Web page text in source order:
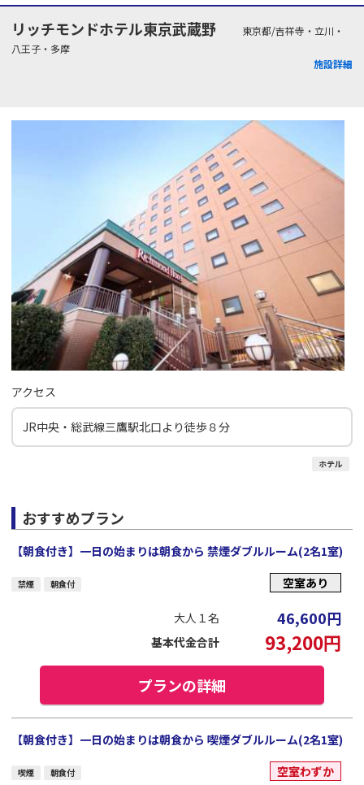
リッチモンドホテル東京武蔵野
東京都/吉祥寺・立川・
八王子・多摩
施設詳細
アクセス
JR中央・総武線三鷹駅北口より徒歩８分
ホテル
おすすめプラン
【朝食付き】一日の始まりは朝食から 禁煙ダブルルーム(2名1室)
禁煙 朝食付 空室あり
大人１名 46,600円
基本代金合計 93,200円
プランの詳細
【朝食付き】一日の始まりは朝食から 喫煙ダブルルーム(2名1室)
喫煙 朝食付 空室わずか